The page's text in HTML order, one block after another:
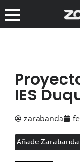
IES
zarabanda
Añade